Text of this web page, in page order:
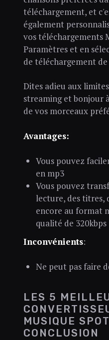
téléchargement, et
également
vos téléchargements
Paramètres et en
de téléchargement
Dites adieu aux
streaming et bonjour
de vos morceaux
Avantages:
Vous pouvez
en mp3
Vous pouvez
lecture, des titres,
encore au format
qualité de 320kbps
Inconvénients:
Ne peut pas faire
LES 5
MUSIQUE
CONCLUSION